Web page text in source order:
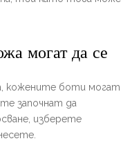
могат да се
кожените боти могат
започнат да
изберете